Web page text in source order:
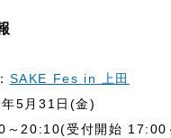
SAKE Fes in 上田
5月31日(金)
～20:10(受付開始 17:00